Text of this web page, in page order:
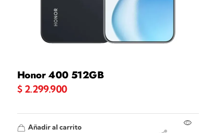
Honor 400 512GB
$ 2.299.900
Añadir al carrito